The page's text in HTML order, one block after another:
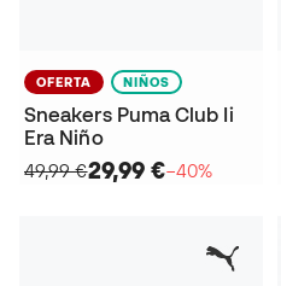
OFERTA NIÑOS
Sneakers Puma Club Ii
Era Niño
49,99 €29,99 €−40%